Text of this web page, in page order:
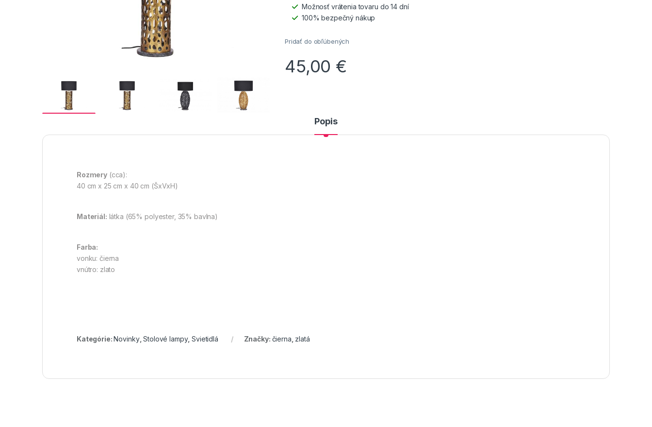
Možnosť vrátenia tovaru do 14 dní
100% bezpečný nákup
Pridať do obľúbených
45,00 €
Popis
Rozmery (cca):
40 cm x 25 cm x 40 cm (ŠxVxH)
Materiál: látka (65% polyester, 35% bavlna)
Farba:
vonku: čierna
vnútro: zlato
Kategórie:Novinky,Stolové lampy,Svietidlá Značky: čierna zlatá